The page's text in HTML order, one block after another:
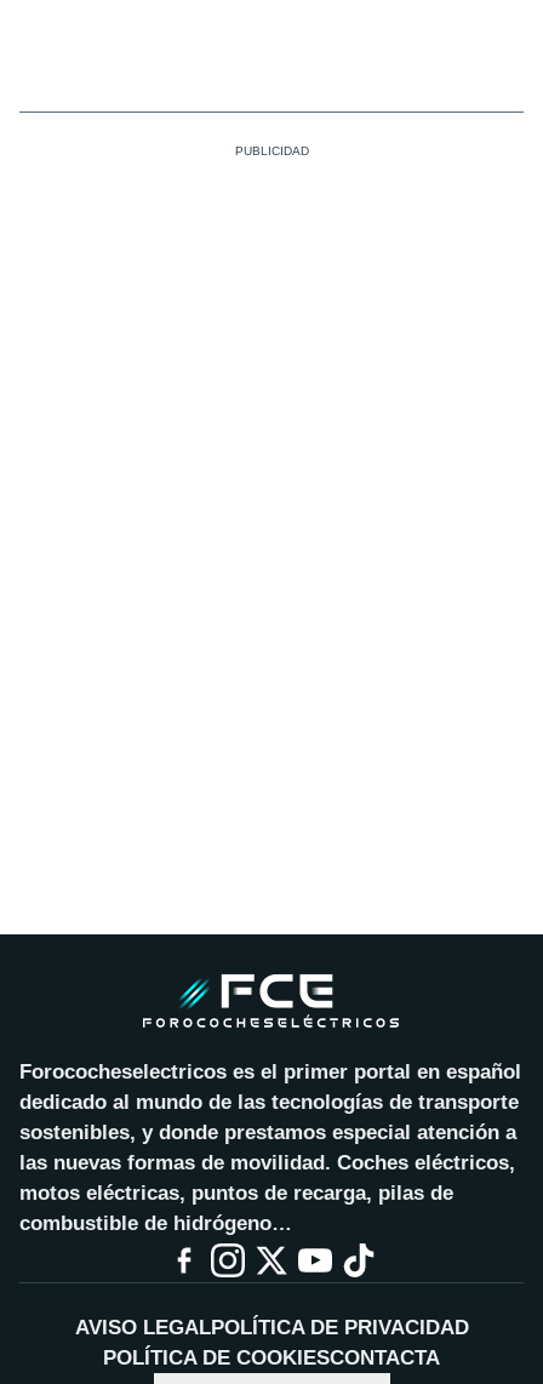
Forococheselectricos es el primer portal en español
dedicado al mundo de las tecnologías de transporte
sostenibles, y donde prestamos especial atención a
las nuevas formas de movilidad. Coches eléctricos,
motos eléctricas, puntos de recarga, pilas de
combustible de hidrógeno…
AVISO LEGALPOLÍTICA DE PRIVACIDAD
POLÍTICA DE COOKIESCONTACTA